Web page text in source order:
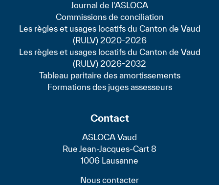
Journal de l'ASLOCA
Commissions de conciliation
Les règles et usages locatifs du Canton de Vaud
(RULV) 2020-2026
Les règles et usages locatifs du Canton de Vaud
(RULV) 2026-2032
Tableau paritaire des amortissements
Formations des juges assesseurs
Contact
ASLOCA Vaud
Rue Jean-Jacques-Cart 8
1006 Lausanne
Nous contacter